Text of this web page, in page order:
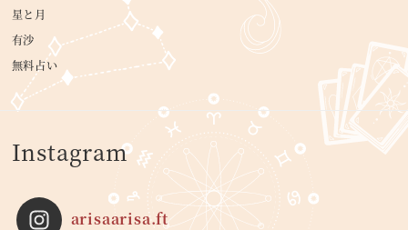
星と月
有沙
無料占い
Instagram
arisaarisa.ft